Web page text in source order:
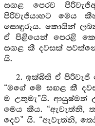
සඟළ පෙරව
පිරිවැජියාහට මෙය
සොඳුරූය. කොයින් ලබන
ඒ පිළියෙන් පෙරළි
සඟළ කී දවසක් පවත්නේ
යි.
2. ඉක්බිති ඒ
“මගේ මේ සඟළ කී
ම උතුමැ”යි. ආයුෂ්මත්
මෙය කීය. “ඇවැත්නි,
දෙව” යි. “ඇවැත්නි,